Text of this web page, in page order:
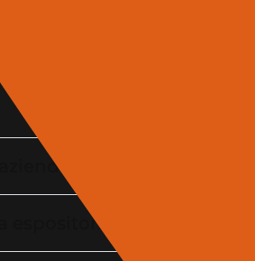
espositori della fiera edilizia B-
dedicato a edilizia, architettura e
aziende partecipano alla
espositori della fiera